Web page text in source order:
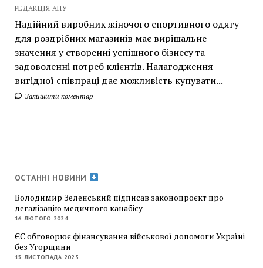
РЕДАКЦІЯ АПУ
Надійний виробник жіночого спортивного одягу
для роздрібних магазинів має вирішальне
значення у створенні успішного бізнесу та
задоволенні потреб клієнтів. Налагодження
вигідної співпраці дає можливість купувати...
Залишити коментар
ОСТАННІ НОВИНИ
Володимир Зеленський підписав законопроєкт про
легалізацію медичного канабісу
16 ЛЮТОГО 2024
ЄС обговорює фінансування військової допомоги Україні
без Угорщини
15 ЛИСТОПАДА 2023